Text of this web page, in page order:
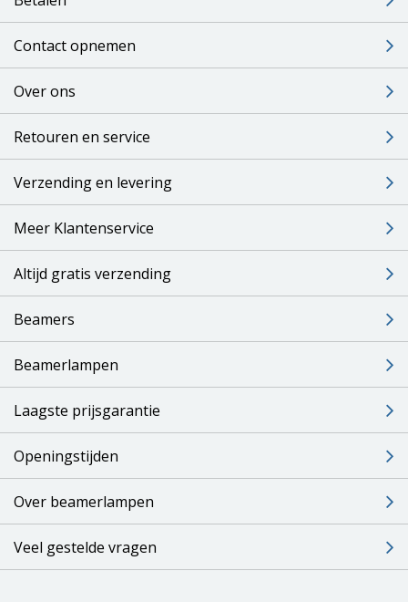
Contact opnemen
Over ons
Retouren en service
Verzending en levering
Meer Klantenservice
Altijd gratis verzending
Beamers
Beamerlampen
Laagste prijsgarantie
Openingstijden
Over beamerlampen
Veel gestelde vragen